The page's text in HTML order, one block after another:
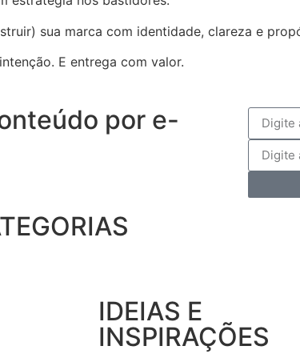
sua marca com identidade, clareza e
E entrega com valor.
por e-
IDEIAS E
INSPIRAÇÕES